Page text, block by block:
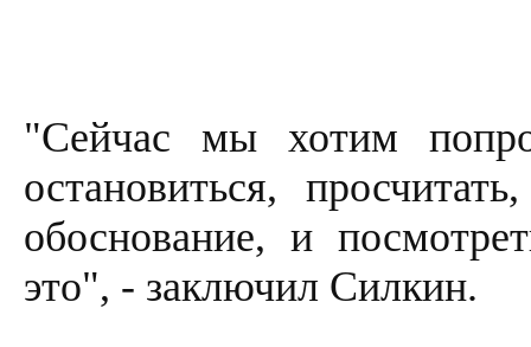
"Сейчас мы хотим
остановиться,
обоснование, и
это", - заключил Силкин.